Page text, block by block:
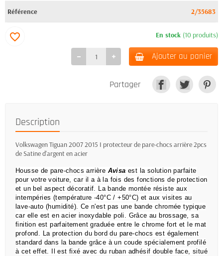
Référence 2/35683
En stock (10 produits)
Ajouter au panier
favorite_border
Partager
Description
Volkswagen Tiguan 2007 2015 I protecteur de pare-chocs arrière 2pcs
de Satine d'argent en acier
Housse de pare-chocs arrière Avisa est la solution parfaite
pour votre voiture, car il a à la fois des fonctions de protection
et un bel aspect décoratif. La bande montée résiste aux
intempéries (température -40°C / +50°C) et aux visites au
lave-auto (humidité). Ce n'est pas une bande chromée typique
car elle est en acier inoxydable poli. Grâce au brossage, sa
finition est parfaitement graduée entre le chrome fort et le mat
profond. La protection du bord du pare-chocs est également
standard dans la bande grâce à un coude spécialement profilé
à cet effet.
Il est fixé avec du ruban adhésif double face, situé